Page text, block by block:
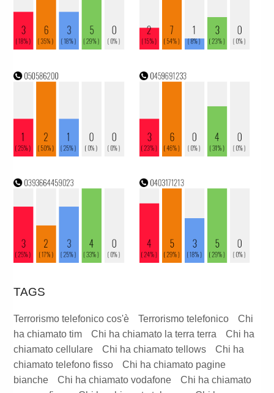
TAGS
Terrorismo telefonico cos'è Terrorismo telefonico
Chi
ha chiamato tim
Chi ha chiamato la terra terra
Chi ha
chiamato cellulare
Chi ha chiamato tellows
Chi ha
chiamato telefono fisso
Chi ha chiamato pagine
bianche
Chi ha chiamato vodafone
Chi ha chiamato